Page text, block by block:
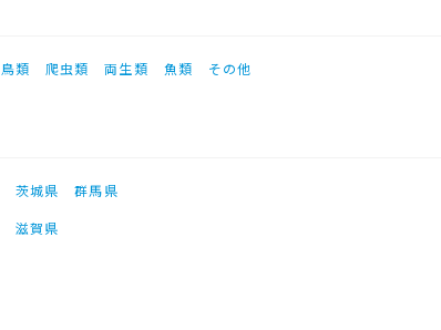
鳥類 爬虫類 両生類 魚類 その他
茨城県
群馬県
滋賀県